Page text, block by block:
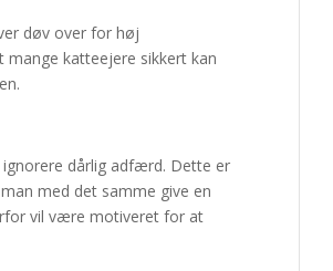
døv over for høj
mange katteejere sikkert kan
dårlig adfærd. Dette er
med det samme give en
vil være motiveret for at